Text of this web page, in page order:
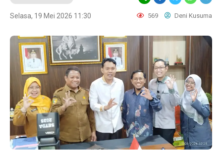
Selasa, 19 Mei 2026 11:30 569 Deni Kusuma